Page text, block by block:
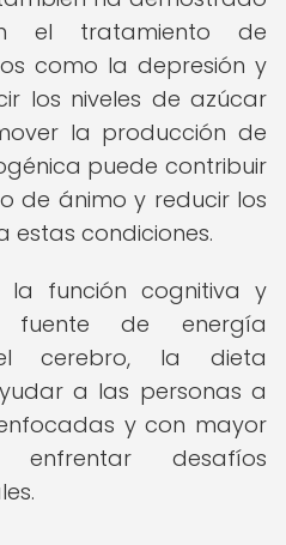
el tratamiento de
como la depresión y
los niveles de azúcar
la producción de
puede contribuir
de ánimo y reducir los
estas condiciones.
la función cognitiva y
fuente de energía
cerebro, la dieta
a las personas a
y con mayor
desafíos